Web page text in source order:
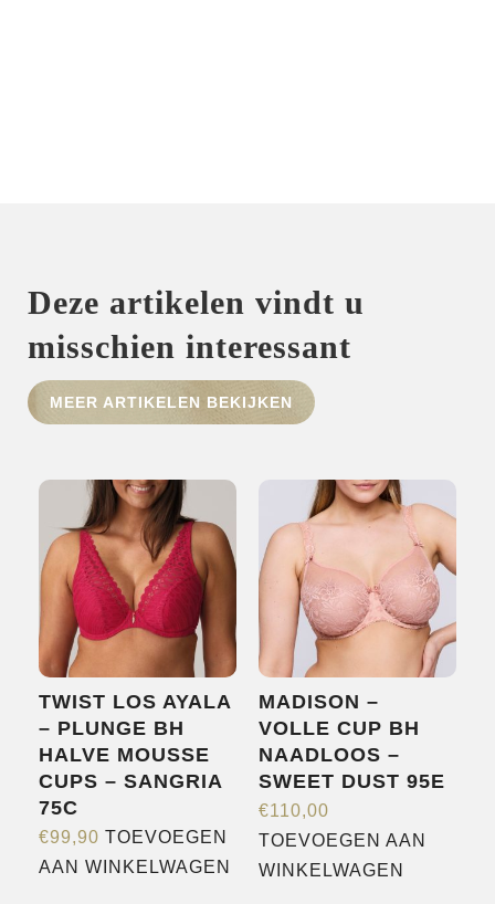
OVER ONS
MERKEN
NIEUWS
CONTACT
Deze artikelen vindt u
misschien interessant
MEER ARTIKELEN BEKIJKEN
TWIST LOS AYALA
– PLUNGE BH
HALVE MOUSSE
CUPS – SANGRIA
75C
€99,90 TOEVOEGEN
AAN WINKELWAGEN
MADISON –
VOLLE CUP BH
NAADLOOS –
SWEET DUST 95E
€110,00
TOEVOEGEN AAN
WINKELWAGEN